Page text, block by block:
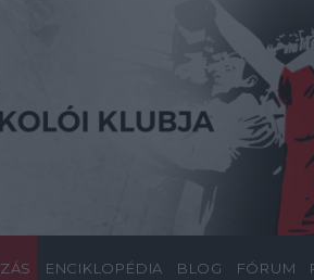
ENCIKLOPÉDIA BLOG FÓRUM